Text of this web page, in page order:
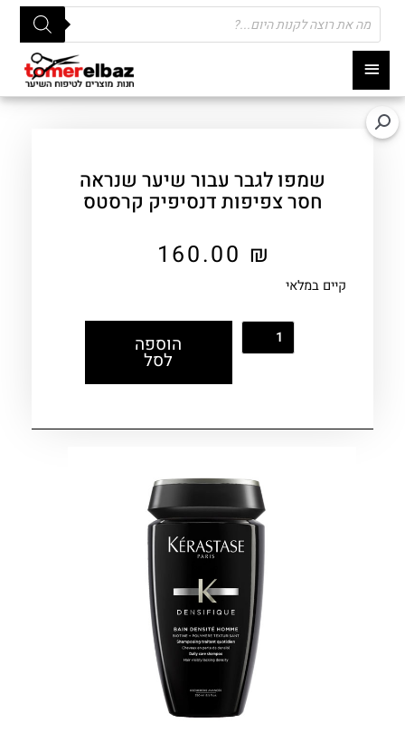
תפריט
ראשי
Products
search
שמפו לגבר עבור שיער שנראה
חסר צפיפות דנסיפיק קרסטס
160.00 ₪
קיים במלאי
הוספה
לסל